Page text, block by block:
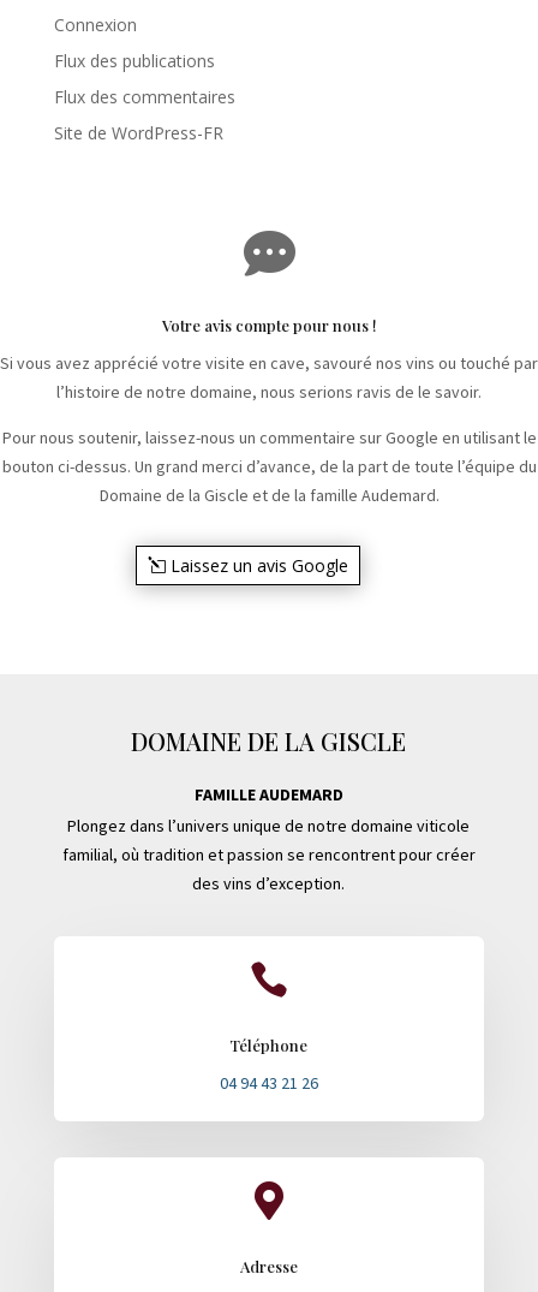
Connexion
Flux des publications
Flux des commentaires
Site de WordPress-FR

Votre avis compte pour nous !
Si vous avez apprécié votre visite en cave, savouré nos vins ou touché par
l’histoire de notre domaine, nous serions ravis de le savoir.
Pour nous soutenir, laissez-nous un commentaire sur Google en utilisant le
bouton ci-dessus. Un grand merci d’avance, de la part de toute l’équipe du
Domaine de la Giscle et de la famille Audemard.
Laissez un avis Google
DOMAINE DE LA GISCLE
FAMILLE AUDEMARD
Plongez dans l’univers unique de notre domaine viticole
familial, où tradition et passion se rencontrent pour créer
des vins d’exception.

Téléphone
04 94 43 21 26

Adresse